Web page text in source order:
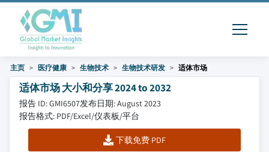
主页 医疗健康 生物技术 生物技术研发 适体市场
适体市场 大小和分享 2024 to 2032
报告 ID: GMI6507发布日期: August 2023
报告格式: PDF/Excel/仪表板/平台
下载免费 PDF